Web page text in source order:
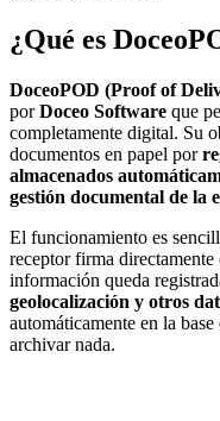
¿Qué es
DoceoPOD (Proof of
porDoceo Software que
completamente digital. Su
documentos en papel por
almacenados
gestión documental de la
El funcionamiento es
receptor firma
información queda
geolocalización y otros
automáticamente en la
archivar nada.